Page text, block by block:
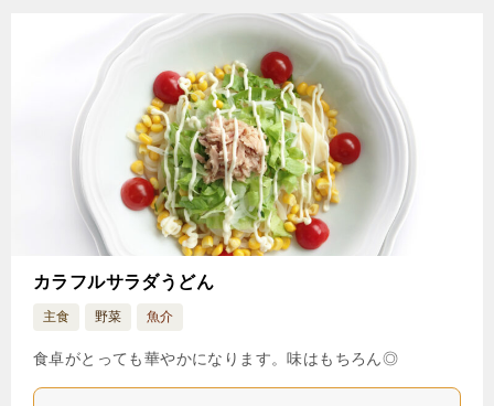
カラフルサラダうどん
主食 野菜 魚介
食卓がとっても華やかになります。味はもちろん◎